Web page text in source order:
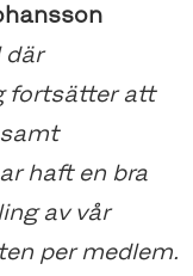
där
fortsätter att
haft en bra
av vår
per medlem.